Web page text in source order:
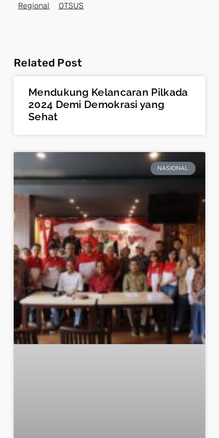
Regional OTSUS
Related Post
Mendukung Kelancaran Pilkada
2024 Demi Demokrasi yang
Sehat
NASIONAL